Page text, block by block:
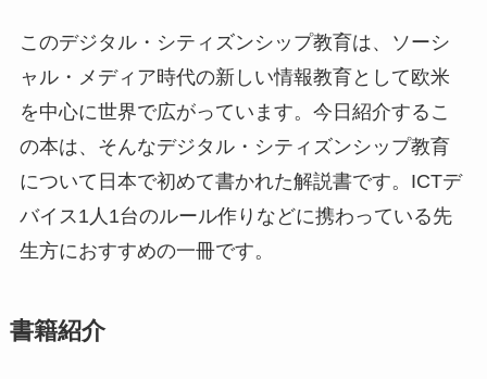
このデジタル・シティズンシップ教育は、ソーシ
ャル・メディア時代の新しい情報教育として欧米
を中心に世界で広がっています。今日紹介するこ
の本は、そんなデジタル・シティズンシップ教育
について日本で初めて書かれた解説書です。ICTデ
バイス1人1台のルール作りなどに携わっている先
生方におすすめの一冊です。
書籍紹介